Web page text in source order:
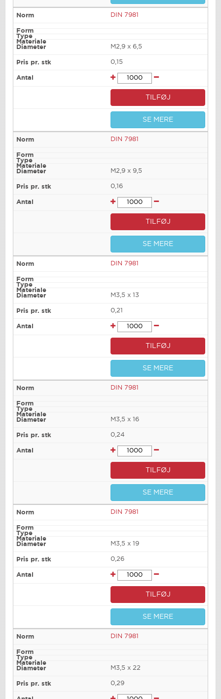
DIN 7981
M2,9 x 6,5
0,15
TILFØJ
SE MERE
DIN 7981
M2,9 x 9,5
0,16
TILFØJ
SE MERE
DIN 7981
M3,5 x 13
0,21
TILFØJ
SE MERE
DIN 7981
M3,5 x 16
0,24
TILFØJ
SE MERE
DIN 7981
M3,5 x 19
0,26
TILFØJ
SE MERE
DIN 7981
M3,5 x 22
0,29